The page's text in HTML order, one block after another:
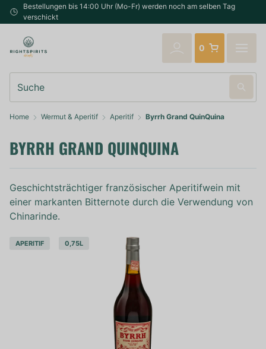
Bestellungen bis 14:00 Uhr (Mo-Fr) werden noch am selben Tag
verschickt
0
Home Wermut & Aperitif Aperitif Byrrh Grand QuinQuina
BYRRH GRAND QUINQUINA
Geschichtsträchtiger französischer Aperitifwein mit
einer markanten Bitternote durch die Verwendung von
Chinarinde.
APERITIF 0,75L